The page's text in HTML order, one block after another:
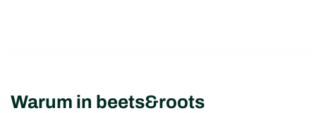
Warum in beets&roots